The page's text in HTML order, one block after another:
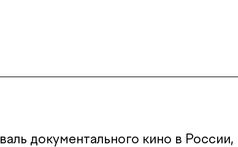
документального кино в России,